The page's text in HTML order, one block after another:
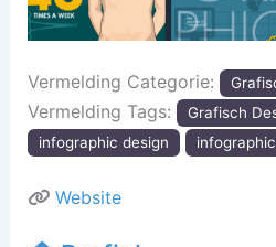
Vermelding Categorie:
Vermelding Tags:
Grafisch
infographic design
Website